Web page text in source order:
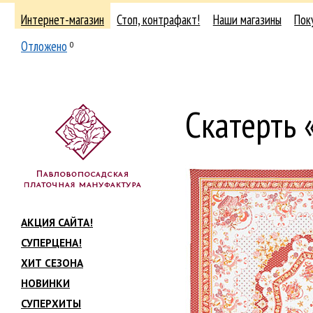
Интернет-магазин Стоп, контрафакт! Наши магазины
Отложено 0
АКЦИЯ САЙТА!
СУПЕРЦЕНА!
ХИТ СЕЗОНА
НОВИНКИ
СУПЕРХИТЫ